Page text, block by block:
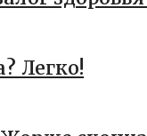
Легко!